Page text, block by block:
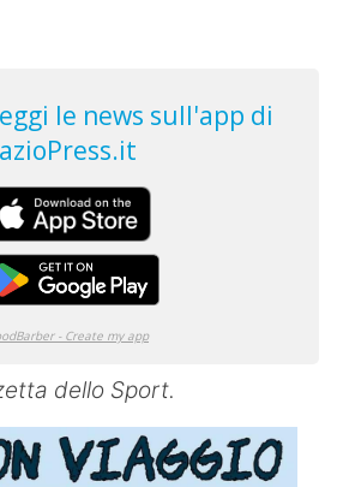
dello Sport.